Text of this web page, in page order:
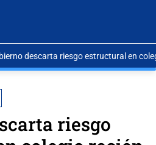
descarta riesgo estructural en
riesgo